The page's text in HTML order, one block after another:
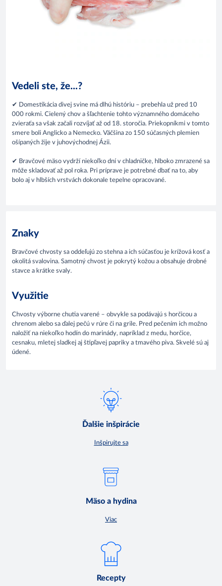
Vedeli ste, že...?
✔ Domestikácia divej svine má dlhú históriu – prebehla už pred 10
000 rokmi. Cielený chov a šľachtenie tohto významného domáceho
zvieraťa sa však začali rozvíjať až od 18. storočia. Priekopníkmi v tomto
smere boli Anglicko a Nemecko. Väčšina zo 150 súčasných plemien
ošípaných žije v juhovýchodnej Ázii.
✔ Bravčové mäso vydrží niekoľko dní v chladničke, hlboko zmrazené sa
môže skladovať až pol roka. Pri príprave je potrebné dbať na to, aby
bolo aj v hlbších vrstvách dokonale tepelne opracované.
Znaky
Bravčové chvosty sa oddeľujú zo stehna a ich súčasťou je krížová kosť a
okolitá svalovina. Samotný chvost je pokrytý kožou a obsahuje drobné
stavce a krátke svaly.
Využitie
Chvosty výborne chutia varené – obvykle sa podávajú s horčicou a
chrenom alebo sa ďalej pečú v rúre či na grile. Pred pečením ich možno
naložiť na niekoľko hodín do marinády, napríklad z medu, horčice,
cesnaku, mletej sladkej aj štipľavej papriky a tmavého piva. Skvelé sú aj
údené.
Ďalšie inšpirácie
Inšpirujte sa
Mäso a hydina
Viac
Recepty